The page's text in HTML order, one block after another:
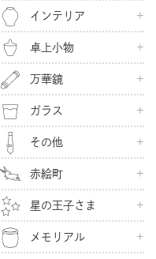
インテリア
卓上小物
万華鏡
ガラス
その他
赤絵町
星の王子さま
メモリアル